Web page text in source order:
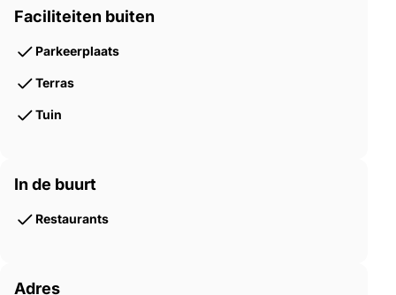
Faciliteiten buiten
Parkeerplaats
Terras
Tuin
In de buurt
Restaurants
Adres